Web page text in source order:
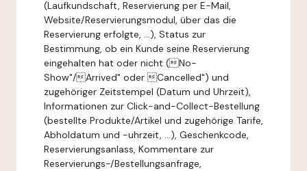
(Laufkundschaft, Reservierung per E-Mail,
Website/Reservierungsmodul, über das die
Reservierung erfolgte, ...), Status zur
Bestimmung, ob ein Kunde seine Reservierung
eingehalten hat oder nicht (No-
Show"/Arrived" oder Cancelled") und
zugehöriger Zeitstempel (Datum und Uhrzeit),
Informationen zur Click-and-Collect-Bestellung
(bestellte Produkte/Artikel und zugehörige Tarife,
Abholdatum und -uhrzeit, ...), Geschenkcode,
Reservierungsanlass, Kommentare zur
Reservierungs-/Bestellungsanfrage,